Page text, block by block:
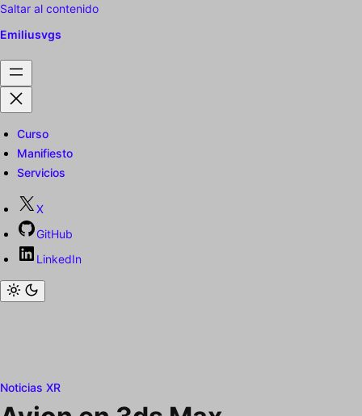
Saltar al contenido
Emiliusvgs
Curso
Manifiesto
Servicios
X
GitHub
LinkedIn
Noticias XR